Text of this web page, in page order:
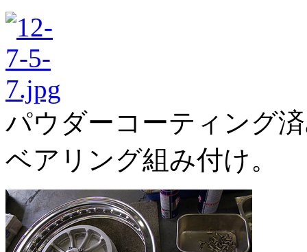
パウダーコーティング
ベアリング組み付け。